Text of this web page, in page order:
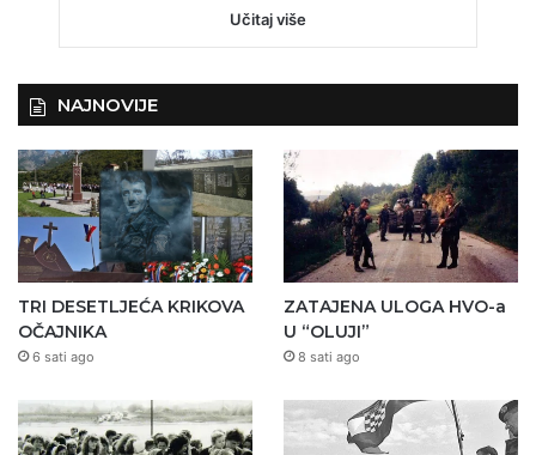
Učitaj više
NAJNOVIJE
TRI DESETLJEĆA KRIKOVA
OČAJNIKA
6 sati ago
ZATAJENA ULOGA HVO-a
U “OLUJI”
8 sati ago